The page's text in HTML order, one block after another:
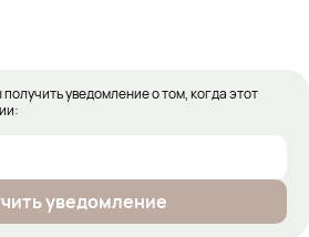
уведомление о том, когда этот
уведомление